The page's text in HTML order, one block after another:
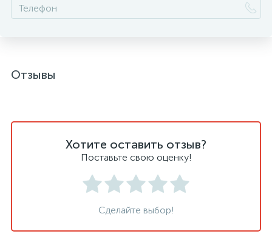
Отзывы
Хотите оставить отзыв?
Поставьте свою оценку!
Сделайте выбор!